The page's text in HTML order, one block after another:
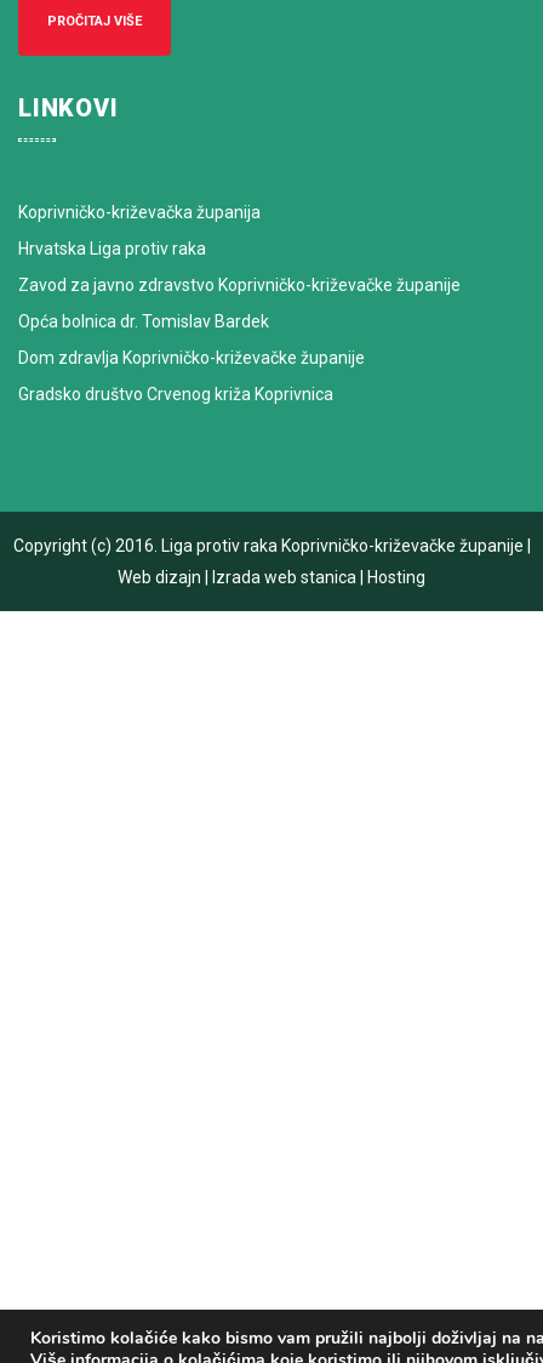
Koristimo kolačiće kako bismo vam pružili najbolji doživljaj na
PROČITAJ VIŠE
LINKOVI
Koprivničko-križevačka županija
Hrvatska Liga protiv raka
Zavod za javno zdravstvo Koprivničko-križevačke županije
Opća bolnica dr. Tomislav Bardek
Dom zdravlja Koprivničko-križevačke županije
Gradsko društvo Crvenog križa Koprivnica
Copyright (c) 2016. Liga protiv raka Koprivničko-križevačke županije
Web dizajn
Izrada web stanica Hosting